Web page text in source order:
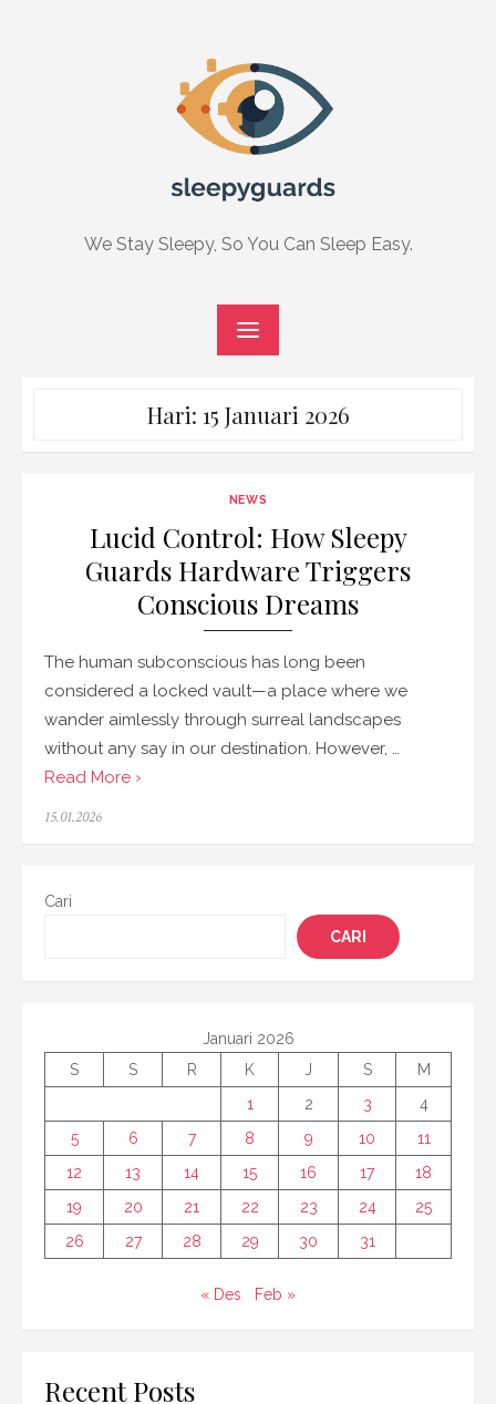
We Stay Sleepy, So You Can Sleep Easy.
Hari: 15 Januari 2026
NEWS
Lucid Control: How Sleepy
Guards Hardware Triggers
Conscious Dreams
The human subconscious has long been
considered a locked vault—a place where we
wander aimlessly through surreal landscapes
without any say in our destination. However, …
Read More ›
Posted
15.01.2026
Cari
CARI
Januari 2026
S
S R K J S
M
1
2 3
4
5
6 7 8 9 10
11
12
13 14 15 16 17
18
19
20 21 22 23 24
25
26
27 28 29 30 31
« Des Feb »
Recent Posts